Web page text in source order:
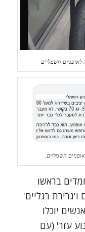
חשמליים
חשמליים.
בראשו
רגליים'
יוכלו
עזר' (עם